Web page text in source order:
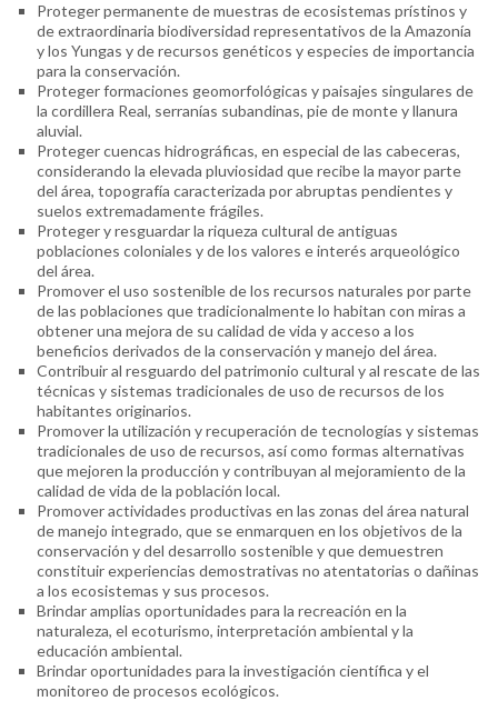
Proteger permanente de muestras de ecosistemas prístinos y
de extraordinaria biodiversidad representativos de la Amazonía
y los Yungas y de recursos genéticos y especies de importancia
para la conservación.
Proteger formaciones geomorfológicas y paisajes singulares de
la cordillera Real, serranías subandinas, pie de monte y llanura
aluvial.
Proteger cuencas hidrográficas, en especial de las cabeceras,
considerando la elevada pluviosidad que recibe la mayor parte
del área, topografía caracterizada por abruptas pendientes y
suelos extremadamente frágiles.
Proteger y resguardar la riqueza cultural de antiguas
poblaciones coloniales y de los valores e interés arqueológico
del área.
Promover el uso sostenible de los recursos naturales por parte
de las poblaciones que tradicionalmente lo habitan con miras a
obtener una mejora de su calidad de vida y acceso a los
beneficios derivados de la conservación y manejo del área.
Contribuir al resguardo del patrimonio cultural y al rescate de las
técnicas y sistemas tradicionales de uso de recursos de los
habitantes originarios.
Promover la utilización y recuperación de tecnologías y sistemas
tradicionales de uso de recursos, así como formas alternativas
que mejoren la producción y contribuyan al mejoramiento de la
calidad de vida de la población local.
Promover actividades productivas en las zonas del área natural
de manejo integrado, que se enmarquen en los objetivos de la
conservación y del desarrollo sostenible y que demuestren
constituir experiencias demostrativas no atentatorias o dañinas
a los ecosistemas y sus procesos.
Brindar amplias oportunidades para la recreación en la
naturaleza, el ecoturismo, interpretación ambiental y la
educación ambiental.
Brindar oportunidades para la investigación científica y el
monitoreo de procesos ecológicos.